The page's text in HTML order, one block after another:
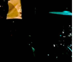
avec les